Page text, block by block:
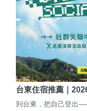
台東住宿推薦｜
到台東，把自己登出